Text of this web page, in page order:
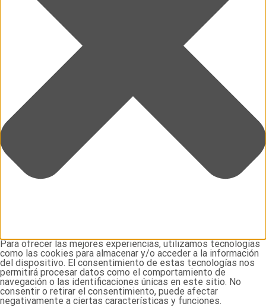
Para ofrecer las mejores experiencias, utilizamos tecnologías
como las cookies para almacenar y/o acceder a la información
del dispositivo. El consentimiento de estas tecnologías nos
permitirá procesar datos como el comportamiento de
navegación o las identificaciones únicas en este sitio. No
consentir o retirar el consentimiento, puede afectar
negativamente a ciertas características y funciones.